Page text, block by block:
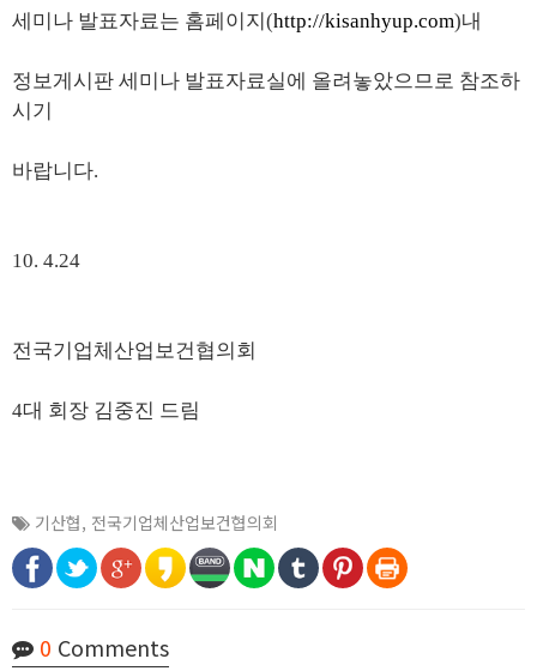
세미나 발표자료는 홈페이지(http://kisanhyup.com)내
정보게시판 세미나 발표자료실에 올려놓았으므로 참조하
시기
바랍니다.
10. 4.24
전국기업체산업보건협의회
4대 회장 김중진 드림
기산협, 전국기업체산업보건협의회
0 Comments